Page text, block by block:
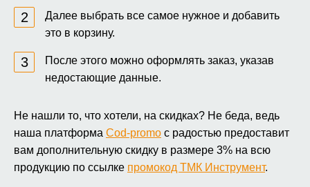
Далее выбрать все самое нужное и добавить
это в корзину.
После этого можно оформлять заказ, указав
недостающие данные.
Не нашли то, что хотели, на скидках? Не беда, ведь
наша платформа Cod-promo с радостью предоставит
вам дополнительную скидку в размере 3% на всю
продукцию по ссылке промокод ТМК Инструмент.